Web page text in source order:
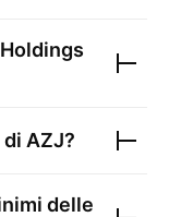
di AZJ?
delle